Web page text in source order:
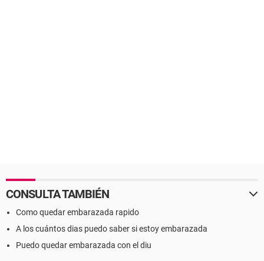
CONSULTA TAMBIÉN
Como quedar embarazada rapido
A los cuántos dias puedo saber si estoy embarazada
Puedo quedar embarazada con el diu